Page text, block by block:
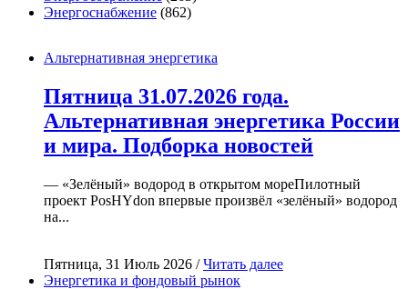
Энергоснабжение (862)
Альтернативная энергетика
Пятница 31.07.2026 года.
Альтернативная энергетика России
и мира. Подборка новостей
— «Зелёный» водород в открытом мореПилотный
проект PosHYdon впервые произвёл «зелёный» водород
на...
Пятница, 31 Июль 2026 /Читать далее
Энергетика и фондовый рынок